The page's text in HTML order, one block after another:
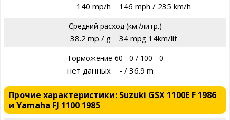
140 mp/h 146 mph / 235 km/h
Средний расход (км./литр.)
38.2 mp / g 34 mpg 14km/lit
Торможение 60 - 0 / 100 - 0
нет данных - / 36.9 m
Прочие характеристики: Suzuki GSX 1100E F 1986
и Yamaha FJ 1100 1985